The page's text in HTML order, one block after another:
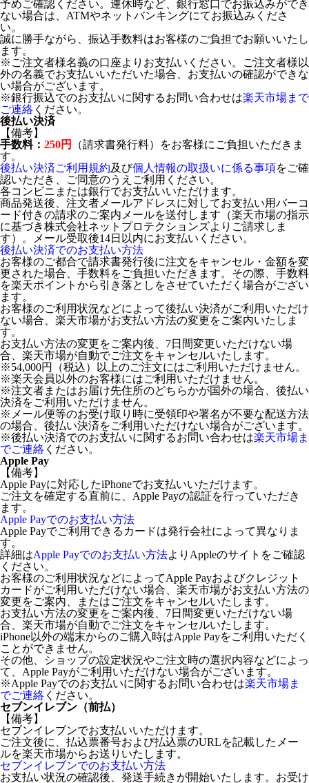
予めご確認ください。連休時など、銀行窓口でお振込みができ
ない場合は、ATMやネットバンキングにてお振込みくださ
い。
誠に勝手ながら、振込手数料はお客様のご負担でお願いいたし
ます。
※ご注文者様名義の口座よりお支払いください。ご注文者様以
外の名義でお支払いいただいた場合、お支払いの確認ができな
い場合がございます。
※銀行振込でのお支払いに関するお問い合わせは楽天市場まで
ご連絡 ください。
後払い決済
【備考】
手数料： 250円
（請求書発行料）をお客様にご負担いただきま
す。
後払い決済ご利用規約及び個人情報の取扱いに係る事項をご確
認いただき、ご同意のうえご利用ください。
各コンビニまたは銀行でお支払いいただけます。
商品発送後、注文者メールアドレスに対してお支払い用バーコ
ード付きの請求のご案内メールを送付します（楽天市場の指示
に基づき株式会社ネットプロテクションズよりご請求しま
す）。メール受取後14日以内にお支払いください。
後払い決済でのお支払い方法
お客様のご都合で請求書発行後に注文をキャンセル・金額を変
更された場合、手数料をご負担いただきます。その際、手数料
を楽天ポイントから引き落としをさせていただく場合がござい
ます。
お客様のご利用状況などによって後払い決済がご利用いただけ
ない場合、楽天市場がお支払い方法の変更をご案内いたしま
す。
お支払い方法の変更をご案内後、7日間変更いただけない場
合、楽天市場が自動でご注文をキャンセルいたします。
※54,000円（税込）以上のご注文にはご利用いただけません。
※楽天会員以外のお客様にはご利用いただけません。
※注文者またはお届け先住所のどちらかが国外の場合、後払い
決済をご利用いただけません。
※メール便等のお受け取り時に受領印や署名が不要な配送方法
の場合、後払い決済をご利用いただけない場合がございます。
※後払い決済でのお支払いに関するお問い合わせは楽天市場ま
でご連絡 ください。
Apple Pay
【備考】
Apple Payに対応したiPhoneでお支払いいただけます。
ご注文を確定する直前に、Apple Payの認証を行っていただき
ます。
Apple Payでのお支払い方法
Apple Payでご利用できるカードは発行会社によって異なりま
す。
詳細はApple Payでのお支払い方法よりAppleのサイトをご確認
ください。
お客様のご利用状況などによってApple Payおよびクレジット
カードがご利用いただけない場合、楽天市場がお支払い方法の
変更をご案内、またはご注文をキャンセルいたします。
お支払い方法の変更をご案内後、7日間変更いただけない場
合、楽天市場が自動でご注文をキャンセルいたします。
iPhone以外の端末からのご購入時はApple Payをご利用いただく
ことができません。
その他、ショップの設定状況やご注文時の選択内容などによっ
て、Apple Payがご利用いただけない場合がございます。
※Apple Payでのお支払いに関するお問い合わせは楽天市場ま
でご連絡 ください。
セブンイレブン（前払）
【備考】
セブンイレブンでお支払いいただけます。
ご注文後に、払込票番号および払込票のURLを記載したメー
ルを楽天市場からお送りいたします。
セブンイレブンでのお支払い方法
お支払い状況の確認後、発送手続きが開始いたします。お受け